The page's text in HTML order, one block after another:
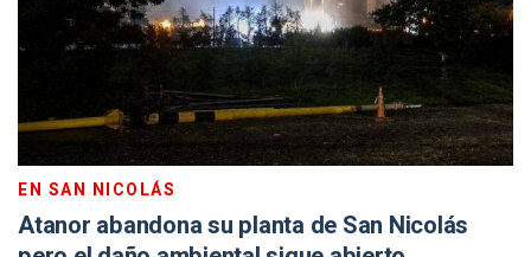
EN SAN NICOLÁS
Atanor abandona su planta de San Nicolás